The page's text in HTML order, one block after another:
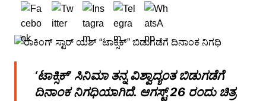
‘ಟಾಕ್ಸಿಕ್’ ಸಿನಿಮಾ ತನ್ನ ವಿಶ್ವಾದ್ಯಂತ ಬಿಡುಗಡೆಗೆ
ದಿನಾಂಕ ನಿಗಧಿಯಾಗಿದೆ. ಆಗಸ್ಟ್ 26 ರಂದು ಚಿತ್ರ